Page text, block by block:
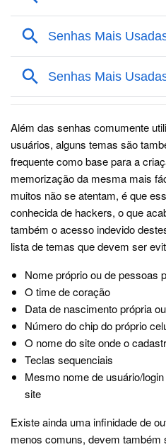
Além das senhas comumente
usuários, alguns temas são
frequente como base para a
memorização da mesma mais
muitos não se atentam, é que
conhecida de hackers, o que
também o acesso indevido
lista de temas que devem ser
Nome próprio ou de pessoas
O time de coração
Data de nascimento própria
Número do chip do próprio
O nome do site onde o
Teclas sequenciais
Mesmo nome de usuário/
site
Existe ainda uma infinidade de
menos comuns, devem também